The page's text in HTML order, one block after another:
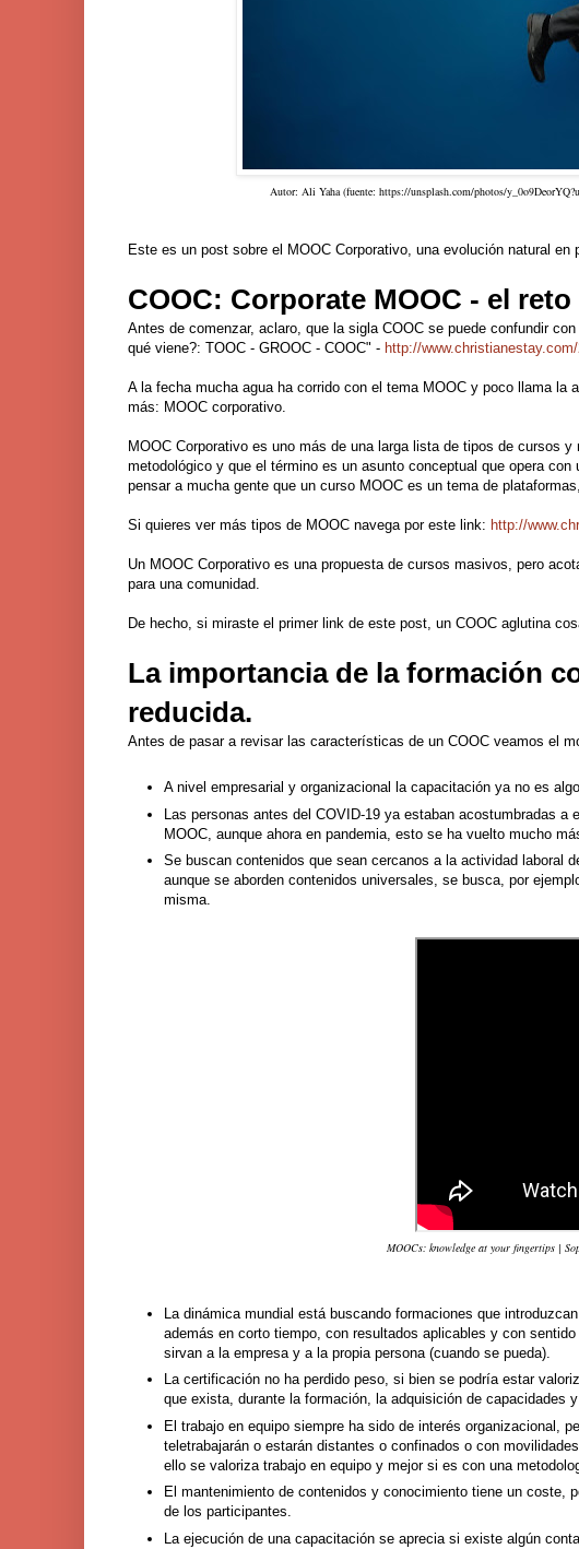
Autor: Ali Yaha (fuente: https://unsplash.com/photos/
Este es un post sobre el MOOC Corporativo, una evolución natural en
COOC: Corporate MOOC - el
Antes de comenzar, aclaro, que la sigla COOC se puede confundir
qué viene?: TOOC - GROOC - COOC" - http://
A la fecha mucha agua ha corrido con el tema MOOC y poco llama
más: MOOC corporativo.
MOOC Corporativo es uno más de una larga lista de tipos de cursos
metodológico y que el término es un asunto conceptual que opera
pensar a mucha gente que un curso MOOC es un tema de
Si quieres ver más tipos de MOOC navega por este link: http://
Un MOOC Corporativo es una propuesta de cursos masivos, pero
para una comunidad.
De hecho, si miraste el primer link de este post, un COOC aglutina
La importancia de la formación
reducida.
Antes de pasar a revisar las características de un COOC veamos el
A nivel empresarial y organizacional la capacitación ya no es
Las personas antes del COVID-19 ya estaban acostumbradas
MOOC, aunque ahora en pandemia, esto se ha vuelto mucho
Se buscan contenidos que sean cercanos a la actividad laboral
aunque se aborden contenidos universales, se busca, por
misma.
MOOCs: knowledge at your fingertips |
La dinámica mundial está buscando formaciones que
además en corto tiempo, con resultados aplicables y con
sirvan a la empresa y a la propia persona (cuando se pueda).
La certificación no ha perdido peso, si bien se podría estar
que exista, durante la formación, la adquisición de capacidades
El trabajo en equipo siempre ha sido de interés organizacional,
teletrabajarán o estarán distantes o confinados o con
ello se valoriza trabajo en equipo y mejor si es con una
El mantenimiento de contenidos y conocimiento tiene un coste,
de los participantes.
La ejecución de una capacitación se aprecia si existe algún